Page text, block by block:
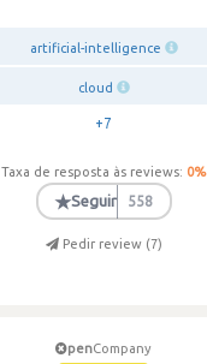
artificial-intelligence
cloud
+7
Taxa de resposta às reviews: 0%
★Seguir 558
Pedir review (7)
penCompany